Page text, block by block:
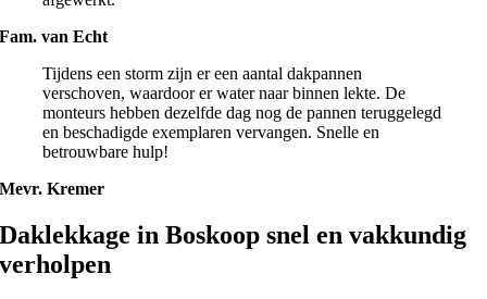
Fam. van Echt
Tijdens een storm zijn er een aantal dakpannen
verschoven, waardoor er water naar binnen lekte. De
monteurs hebben dezelfde dag nog de pannen teruggelegd
en beschadigde exemplaren vervangen. Snelle en
betrouwbare hulp!
Mevr. Kremer
Daklekkage in Boskoop snel en vakkundig
verholpen